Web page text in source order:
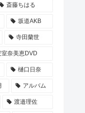
斎藤ちはる
坂道AKB
寺田蘭世
室奈美恵DVD
樋口日奈
アルバム
渡邉理佐